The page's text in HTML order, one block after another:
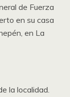
de Fuerza
en su casa
en La
la localidad.